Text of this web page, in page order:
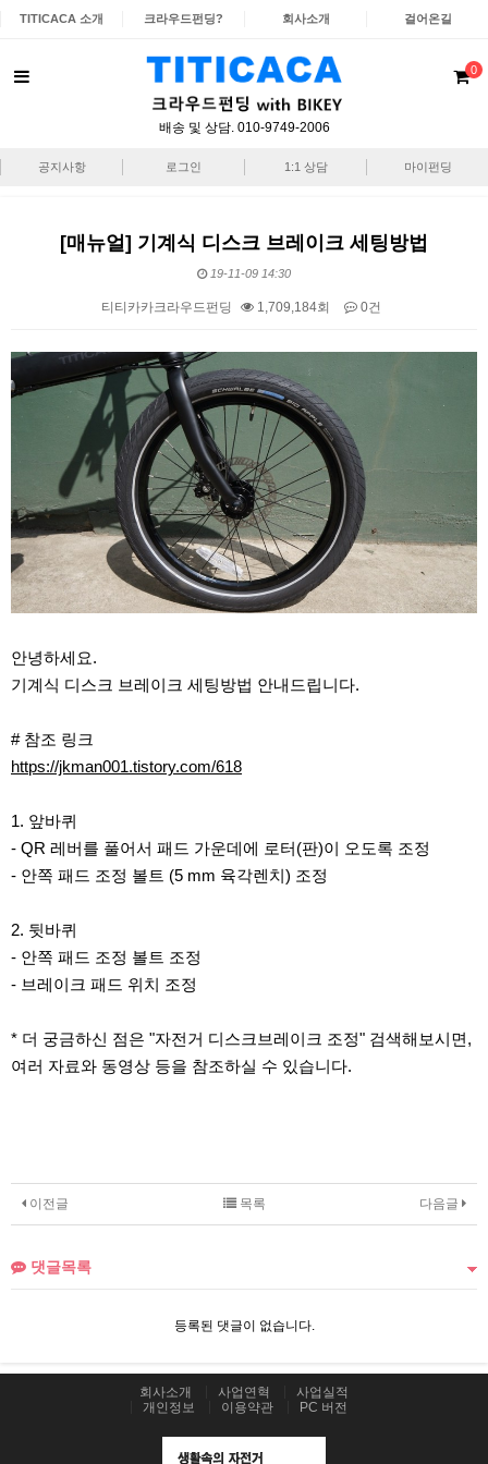
TITICACA 소개 크라우드펀딩? 회사소개 걸어온길
배송 및 상담. 010-9749-2006
0
공지사항 로그인 1:1 상담 마이펀딩
[매뉴얼] 기계식 디스크 브레이크 세팅방법
19-11-09 14:30
티티카카크라우드펀딩 1,709,184회 0건
본문
안녕하세요.
기계식 디스크 브레이크 세팅방법 안내드립니다.
# 참조 링크
https://jkman001.tistory.com/618
1. 앞바퀴
- QR 레버를 풀어서 패드 가운데에 로터(판)이 오도록 조정
- 안쪽 패드 조정 볼트 (5 mm 육각렌치) 조정
2. 뒷바퀴
- 안쪽 패드 조정 볼트 조정
- 브레이크 패드 위치 조정
* 더 궁금하신 점은 "자전거 디스크브레이크 조정" 검색해보시면,
여러 자료와 동영상 등을 참조하실 수 있습니다.
이전글 다음글
목록
댓글목록
등록된 댓글이 없습니다.
회사소개 사업연혁
사업실적
개인정보
이용약관 PC 버전